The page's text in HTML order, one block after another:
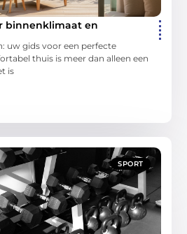
binnenklimaat en
uw gids voor een perfecte
thuis is meer dan alleen een
is
SPORT